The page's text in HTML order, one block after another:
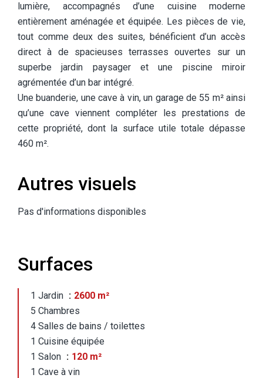
lumière, accompagnés d’une cuisine moderne
entièrement aménagée et équipée. Les pièces de vie,
tout comme deux des suites, bénéficient d’un accès
direct à de spacieuses terrasses ouvertes sur un
superbe jardin paysager et une piscine miroir
agrémentée d’un bar intégré.
Une buanderie, une cave à vin, un garage de 55 m² ainsi
qu’une cave viennent compléter les prestations de
cette propriété, dont la surface utile totale dépasse
460 m².
Autres visuels
Pas d'informations disponibles
Surfaces
1 Jardin
2600 m²
5 Chambres
4 Salles de bains / toilettes
1 Cuisine équipée
1 Salon
120 m²
1 Cave à vin